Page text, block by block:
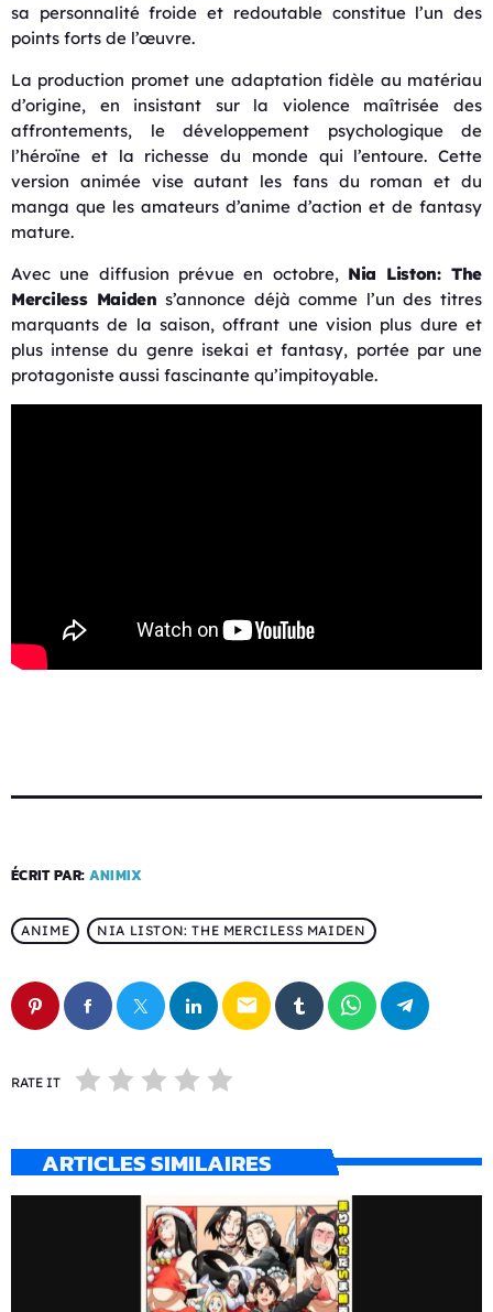
sa personnalité froide et redoutable constitue l’un des
points forts de l’œuvre.
La production promet une adaptation fidèle au matériau
d’origine, en insistant sur la violence maîtrisée des
affrontements, le développement psychologique de
l’héroïne et la richesse du monde qui l’entoure. Cette
version animée vise autant les fans du roman et du
manga que les amateurs d’anime d’action et de fantasy
mature.
Avec une diffusion prévue en octobre, Nia Liston: The
Merciless Maiden s’annonce déjà comme l’un des titres
marquants de la saison, offrant une vision plus dure et
plus intense du genre isekai et fantasy, portée par une
protagoniste aussi fascinante qu’impitoyable.
ÉCRIT PAR: ANIMIX
ANIME NIA LISTON: THE MERCILESS MAIDEN
email
RATE IT
ARTICLES SIMILAIRES